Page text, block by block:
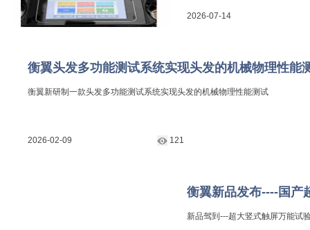
2026-07-14
衡翼头发多功能测试系统实现头发的机械物理性能
衡翼新研制一款头发多功能测试系统实现头发的机械物理性能测试
2026-02-09 121
衡翼新品发布----国产
新品驾到---超大竖式触屏万能试